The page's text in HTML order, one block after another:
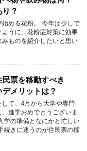
？
始める花粉。 今年は少しで
うに、花粉症対策に効果
ものを紹介したいと思い
票を移動すべき
メリットは？
て、4月から大学や専門
進学おめでとうございま
学の準備となにかと忙しい
続きに迷うのが住民票の移